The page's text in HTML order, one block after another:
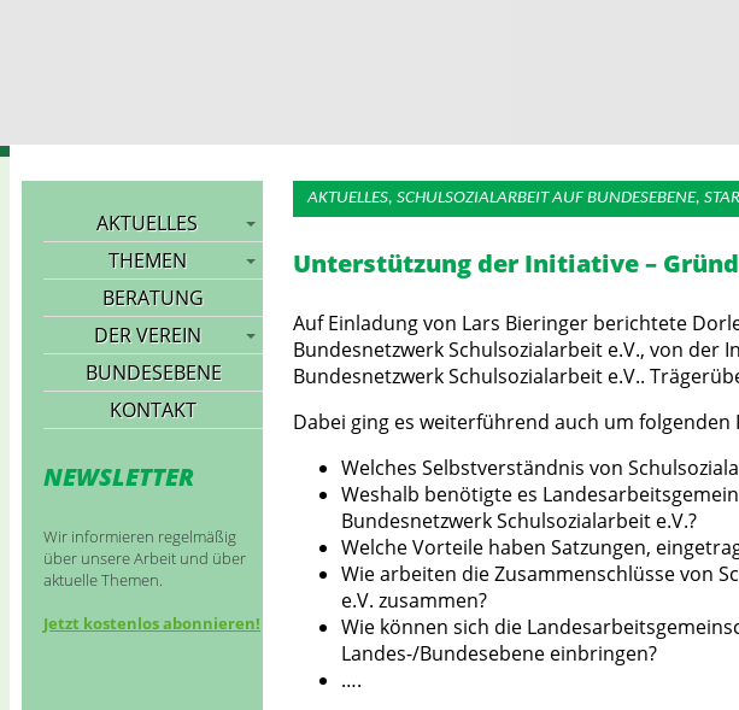
Landesarbeitsgemeinschaft
Schulsozialarbeit NRW e.V.
AKTUELLES
THEMEN
BERATUNG
DER VEREIN
BUNDESEBENE
KONTAKT
NEWSLETTER
Wir informieren regelmäßig
über unsere Arbeit und über
aktuelle Themen.
Jetzt kostenlos abonnieren!
AKTUELLES, SCHULSOZIALARBEIT AUF BUNDESEBENE,
Unterstützung der Initiative –
Auf Einladung von Lars Bieringer berichtete
Bundesnetzwerk Schulsozialarbeit e.V., von
Bundesnetzwerk Schulsozialarbeit e.V..
Dabei ging es weiterführend auch um folgenden
Welches Selbstverständnis von
Weshalb benötigte es
Bundesnetzwerk Schulsozialarbeit e.V.?
Welche Vorteile haben Satzungen,
Wie arbeiten die Zusammenschlüsse von
e.V. zusammen?
Wie können sich die
Landes-/Bundesebene einbringen?
….